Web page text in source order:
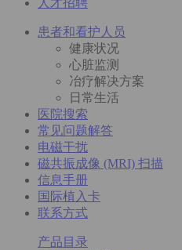
患者和看护人员
健康状况
心脏监测
冶疗解决方案
日常生活
医院搜索
常见问题解答
电磁干扰
磁共振成像 (MRI) 扫描
信息手册
国际植入卡
联系方式
产品目录